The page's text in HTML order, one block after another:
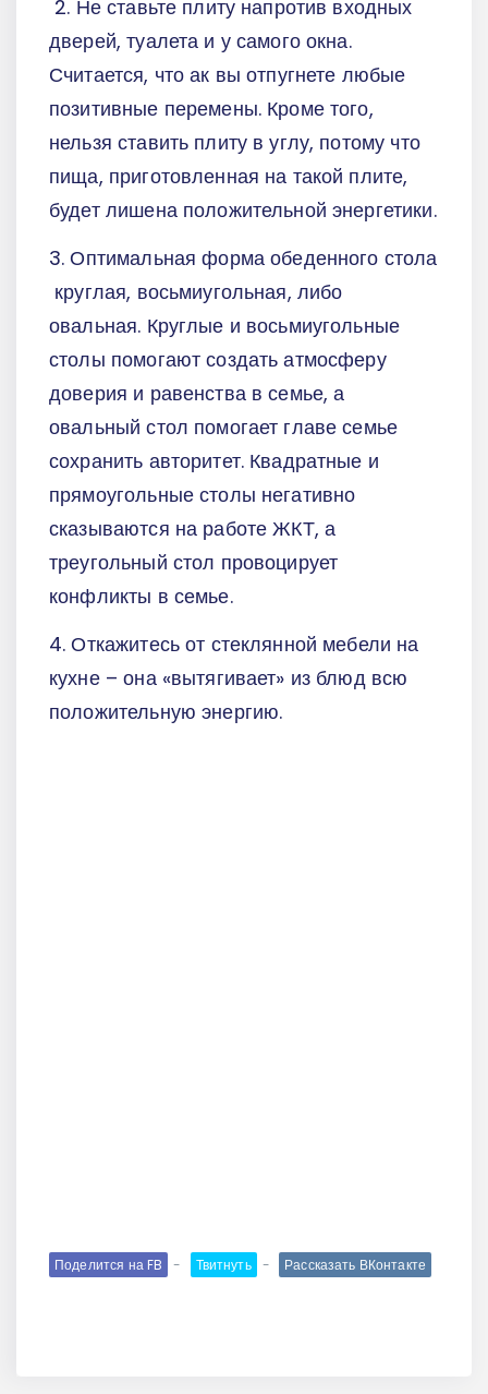
2. Не ставьте плиту напротив входных
дверей, туалета и у самого окна.
Считается, что ак вы отпугнете любые
позитивные перемены. Кроме того,
нельзя ставить плиту в углу, потому что
пища, приготовленная на такой плите,
будет лишена положительной энергетики.
3. Оптимальная форма обеденного стола
круглая, восьмиугольная, либо
овальная. Круглые и восьмиугольные
столы помогают создать атмосферу
доверия и равенства в семье, а
овальный стол помогает главе семье
сохранить авторитет. Квадратные и
прямоугольные столы негативно
сказываются на работе ЖКТ, а
треугольный стол провоцирует
конфликты в семье.
4. Откажитесь от стеклянной мебели на
кухне – она «вытягивает» из блюд всю
положительную энергию.
Поделится на FB Твитнуть Рассказать ВКонтакте